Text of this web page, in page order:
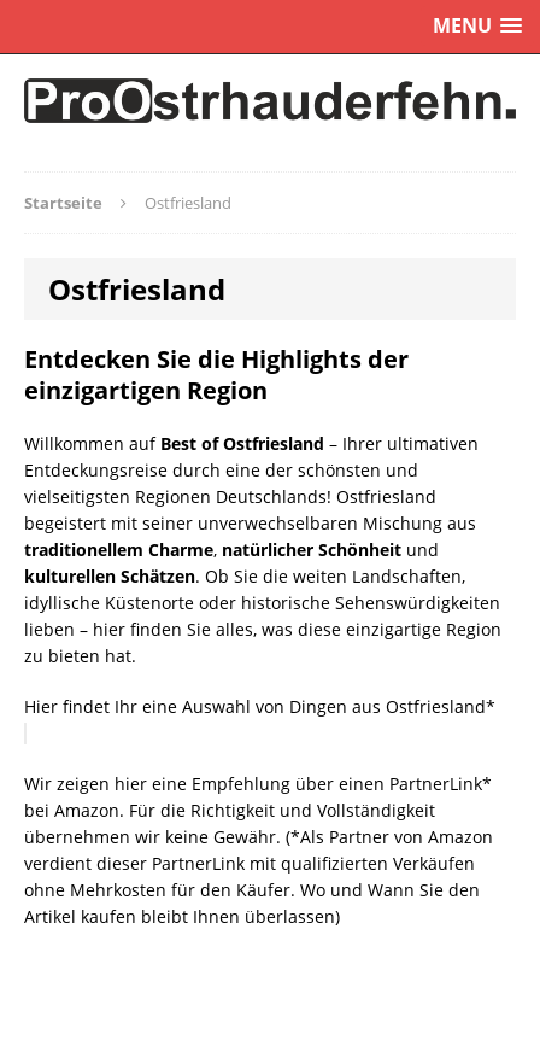
MENU
Startseite Ostfriesland
Ostfriesland
Entdecken Sie die Highlights der
einzigartigen Region
Willkommen auf Best of Ostfriesland – Ihrer ultimativen
Entdeckungsreise durch eine der schönsten und
vielseitigsten Regionen Deutschlands! Ostfriesland
begeistert mit seiner unverwechselbaren Mischung aus
traditionellem Charme, natürlicher Schönheit und
kulturellen Schätzen. Ob Sie die weiten Landschaften,
idyllische Küstenorte oder historische Sehenswürdigkeiten
lieben – hier finden Sie alles, was diese einzigartige Region
zu bieten hat.
Hier findet Ihr eine Auswahl von Dingen aus Ostfriesland*
Wir zeigen hier eine Empfehlung über einen PartnerLink*
bei Amazon. Für die Richtigkeit und Vollständigkeit
übernehmen wir keine Gewähr. (*Als Partner von Amazon
verdient dieser PartnerLink mit qualifizierten Verkäufen
ohne Mehrkosten für den Käufer. Wo und Wann Sie den
Artikel kaufen bleibt Ihnen überlassen)